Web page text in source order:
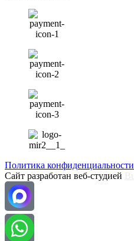
Политика конфиденциальности
Сайт разработан веб-студией